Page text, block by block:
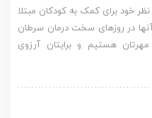
خود برای کمک به کودکان مبتلا
در روزهای سخت درمان سرطان
هستیم و برایتان آرزوی